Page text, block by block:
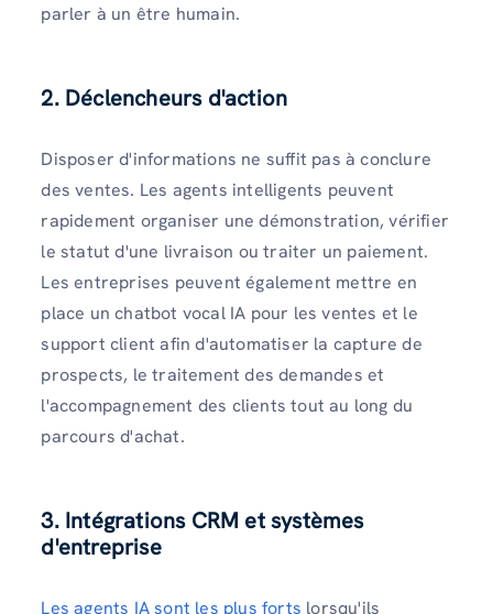
parler à un être humain.
2. Déclencheurs d'action
Disposer d'informations ne suffit pas à conclure
des ventes. Les agents intelligents peuvent
rapidement organiser une démonstration, vérifier
le statut d'une livraison ou traiter un paiement.
Les entreprises peuvent également mettre en
place un chatbot vocal IA pour les ventes et le
support client afin d'automatiser la capture de
prospects, le traitement des demandes et
l'accompagnement des clients tout au long du
parcours d'achat.
3. Intégrations CRM et systèmes
d'entreprise
Les agents IA sont les plus forts lorsqu'ils